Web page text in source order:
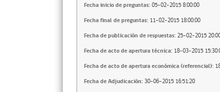
Fecha inicio de preguntas: 05-02-2015 8:00:00
Fecha final de preguntas: 11-02-2015 18:00:00
Fecha de publicación de respuestas: 25-02-2015
Fecha de acto de apertura técnica: 18-03-2015
Fecha de acto de apertura económica (referencial):
Fecha de Adjudicación: 30-06-2015 16:51:20